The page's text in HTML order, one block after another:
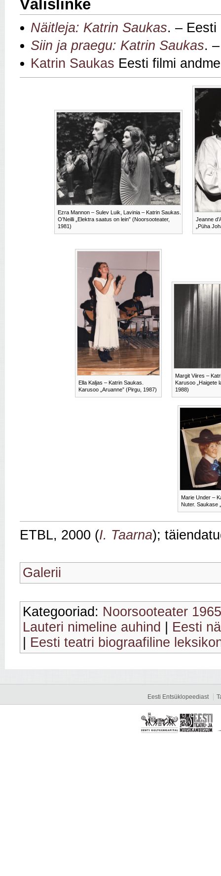
Välislinke
Näitleja: Katrin Saukas. – Eesti
Siin ja praegu: Katrin Saukas.
Katrin Saukas Eesti filmi
Ezra Mannon – Sulev Luik, Lavinia – Katrin Saukas.
O’Neilli „Elektra saatus on lein” (Noorsooteater,
1981)
Jeanne
„Püha
Ella Kaljas – Katrin Saukas.
Karusoo „Aruanne” (Pirgu, 1987)
Margit Viires –
Karusoo „Haigete
1988)
Marie Under –
Nuter. Saukase
ETBL, 2000 (I. Taarna);
Galerii
Kategooriad: Noorsooteater
Lauteri nimeline auhind
Eesti
Eesti teatri biograafiline
Eesti Entsüklopeediast